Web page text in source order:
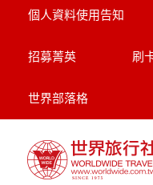
設備的 IP 位址、使用時
用，決不對外公布。
為提供精確的服務，我們
外，我們會視需要公佈統
的個人資料揭露予第三
在您於本網站註冊帳號、
贈獎時，本網站會收集
個人資料使用告知
招募菁英 刷
世界部落格